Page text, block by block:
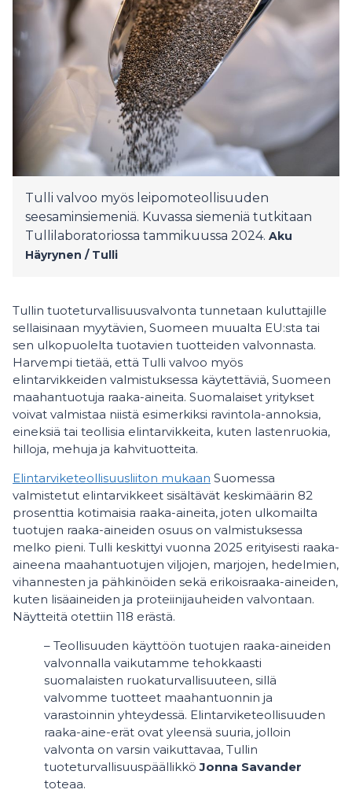
Tulli valvoo myös leipomoteollisuuden
seesaminsiemeniä. Kuvassa siemeniä tutkitaan
Tullilaboratoriossa tammikuussa 2024. Aku
Häyrynen / Tulli
Tullin tuoteturvallisuusvalvonta tunnetaan kuluttajille
sellaisinaan myytävien, Suomeen muualta EU:sta tai
sen ulkopuolelta tuotavien tuotteiden valvonnasta.
Harvempi tietää, että Tulli valvoo myös
elintarvikkeiden valmistuksessa käytettäviä, Suomeen
maahantuotuja raaka-aineita. Suomalaiset yritykset
voivat valmistaa niistä esimerkiksi ravintola-annoksia,
eineksiä tai teollisia elintarvikkeita, kuten lastenruokia,
hilloja, mehuja ja kahvituotteita.
Elintarviketeollisuusliiton mukaan Suomessa
valmistetut elintarvikkeet sisältävät keskimäärin 82
prosenttia kotimaisia raaka-aineita, joten ulkomailta
tuotujen raaka-aineiden osuus on valmistuksessa
melko pieni. Tulli keskittyi vuonna 2025 erityisesti raaka-
aineena maahantuotujen viljojen, marjojen, hedelmien,
vihannesten ja pähkinöiden sekä erikoisraaka-aineiden,
kuten lisäaineiden ja proteiinijauheiden valvontaan.
Näytteitä otettiin 118 erästä.
– Teollisuuden käyttöön tuotujen raaka-aineiden
valvonnalla vaikutamme tehokkaasti
suomalaisten ruokaturvallisuuteen, sillä
valvomme tuotteet maahantuonnin ja
varastoinnin yhteydessä. Elintarviketeollisuuden
raaka-aine-erät ovat yleensä suuria, jolloin
valvonta on varsin vaikuttavaa, Tullin
tuoteturvallisuuspäällikköJonna Savander
toteaa.